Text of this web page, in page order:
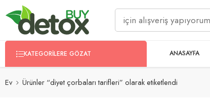
KATEGORILERE GÖZAT ANASAYFA
Ev Ürünler “diyet çorbaları tarifleri” olarak etiketlendi